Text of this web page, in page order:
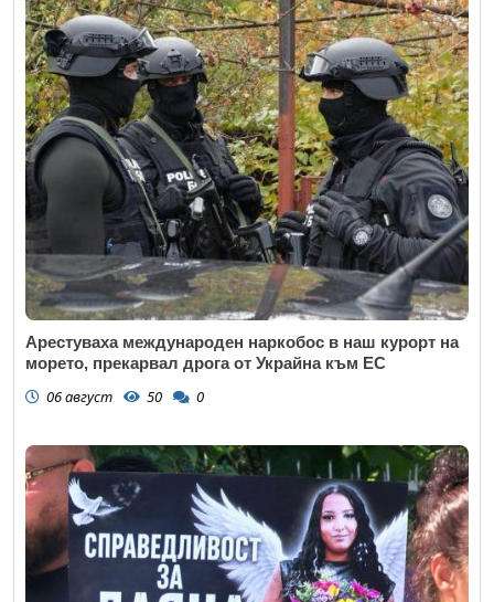
Арестуваха международен наркобос в наш курорт на
морето, прекарвал дрога от Украйна към ЕС
06 август 50 0